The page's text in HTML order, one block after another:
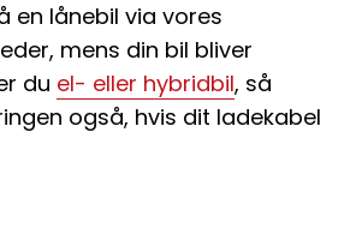
en lånebil via vores
mens din bil bliver
du el- eller hybridbil, så
også, hvis dit ladekabel